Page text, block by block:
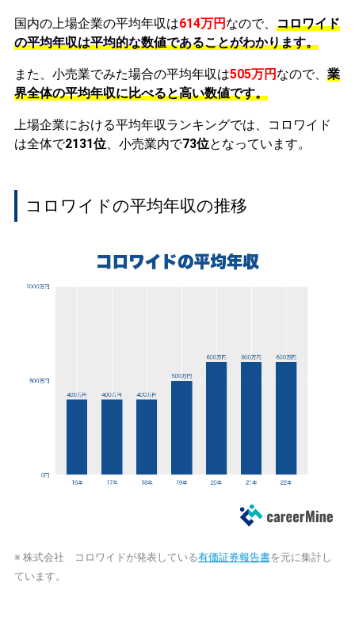
国内の上場企業の平均年収は614万円 なので、 コロワイド
の平均年収は平均的な数値であることがわかります。
また、小売業でみた場合の平均年収は505万円 なので、 業
界全体の平均年収に比べると高い数値です。
上場企業における平均年収ランキングでは、コロワイド
は全体で2131位、小売業内で73位となっています。
コロワイドの平均年収の推移
※ 株式会社 コロワイドが発表している有価証券報告書を元に集計し
ています。